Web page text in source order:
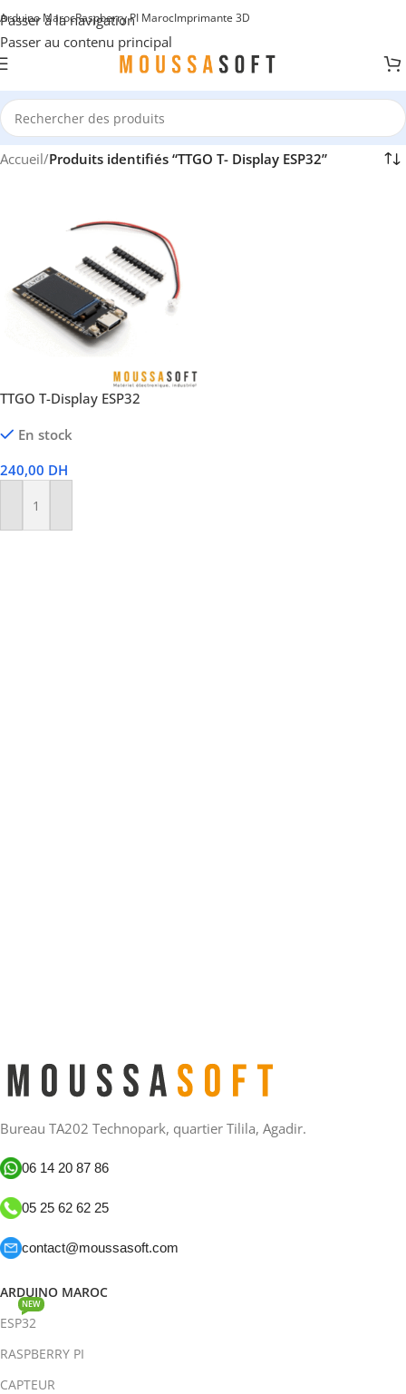
Passer à la navigation
Passer au contenu principal
Arduino MarocRaspberry PI MarocImprimante 3D
Accueil/Produits identifiés “TTGO T- Display ESP32”
TTGO T-Display ESP32
En stock
240,00 DH
Ajouter Au Panier
Bureau TA202 Technopark, quartier Tilila, Agadir.
06 14 20 87 86
05 25 62 62 25
contact@moussasoft.com
ARDUINO MAROC
ESP32
NEW
RASPBERRY PI
CAPTEUR